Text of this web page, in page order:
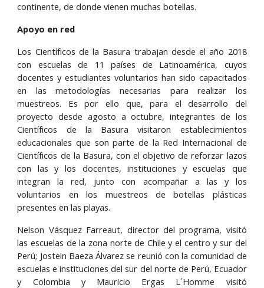
continente, de donde vienen muchas botellas.
Apoyo en red
Los Científicos de la Basura trabajan desde el año 2018
con escuelas de 11 países de Latinoamérica, cuyos
docentes y estudiantes voluntarios han sido capacitados
en las metodologías necesarias para realizar los
muestreos. Es por ello que, para el desarrollo del
proyecto desde agosto a octubre, integrantes de los
Científicos de la Basura visitaron establecimientos
educacionales que son parte de la Red Internacional de
Científicos de la Basura, con el objetivo de reforzar lazos
con las y los docentes, instituciones y escuelas que
integran la red, junto con acompañar a las y los
voluntarios en los muestreos de botellas plásticas
presentes en las playas.
Nelson Vásquez Farreaut, director del programa, visitó
las escuelas de la zona norte de Chile y el centro y sur del
Perú; Jostein Baeza Álvarez se reunió con la comunidad de
escuelas e instituciones del sur del norte de Perú, Ecuador
y Colombia y Mauricio Ergas L´Homme visitó